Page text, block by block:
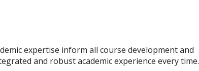
expertise inform all course development and
and robust academic experience every time.